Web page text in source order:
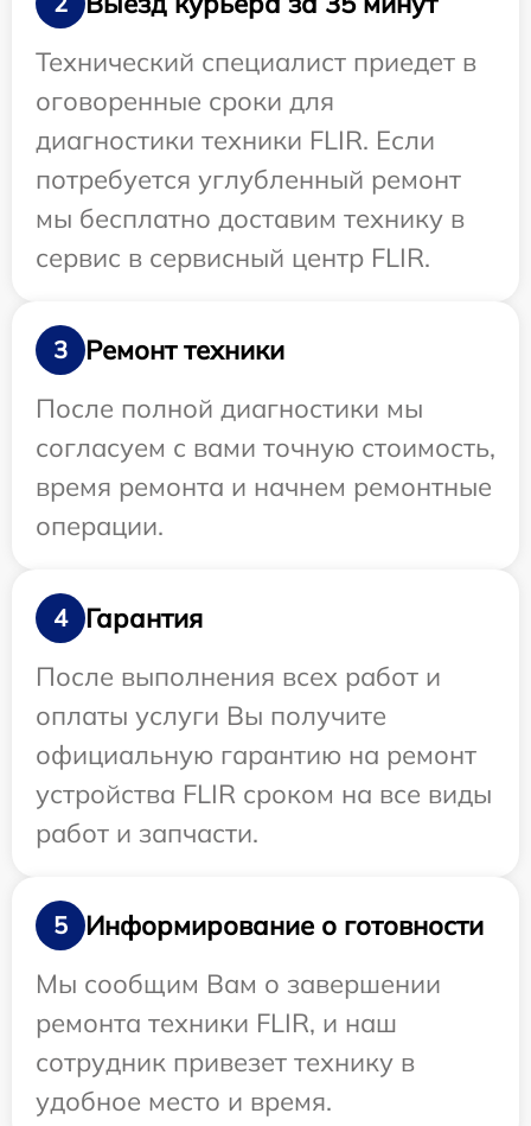
Технический специалист приедет в
оговоренные сроки для
диагностики техники FLIR. Если
потребуется углубленный ремонт
мы бесплатно доставим технику в
сервис в сервисный центр FLIR.
3
Ремонт техники
После полной диагностики мы
согласуем с вами точную стоимость,
время ремонта и начнем ремонтные
операции.
4
Гарантия
После выполнения всех работ и
оплаты услуги Вы получите
официальную гарантию на ремонт
устройства FLIR сроком на все виды
работ и запчасти.
5
Информирование о готовности
Мы сообщим Вам о завершении
ремонта техники FLIR, и наш
сотрудник привезет технику в
удобное место и время.